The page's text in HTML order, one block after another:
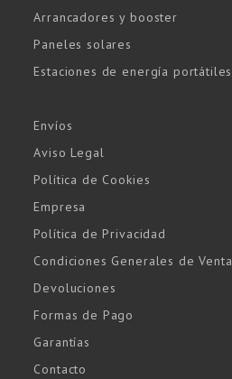
Arrancadores y booster
Paneles solares
Estaciones de energía portátiles
Envíos
Aviso Legal
Política de Cookies
Empresa
Política de Privacidad
Condiciones Generales de Venta
Devoluciones
Formas de Pago
Garantías
Contacto